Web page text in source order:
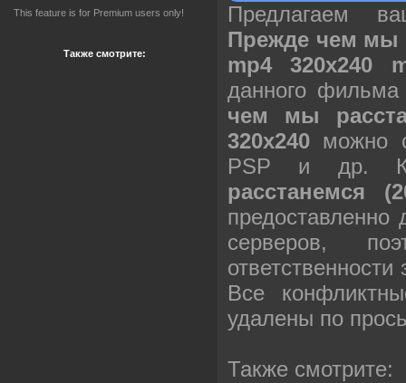
This feature is for Premium users only!
Также смотрите:
Предлагаем
Прежде чем мы
mp4 320х240
данного
чем мы
320х240 можно
PSP и др.
расстанемся
серверов,
Все
удалены по
Также смотрите: